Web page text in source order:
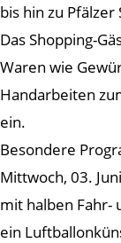
bis hin zu
Das Shopping-
Waren wie
Handarbeiten
ein.
Besondere
Mittwoch, 03.
mit halben Fahr-
ein